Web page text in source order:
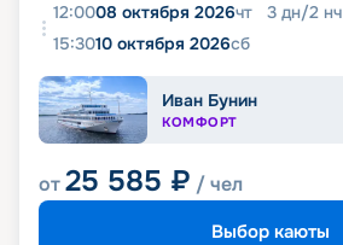
12:0008 октября 2026чт 3 дн/2 нч
15:3010 октября 2026сб
Иван Бунин
КОМФОРТ
от25 585 ₽ / чел
Выбор каюты